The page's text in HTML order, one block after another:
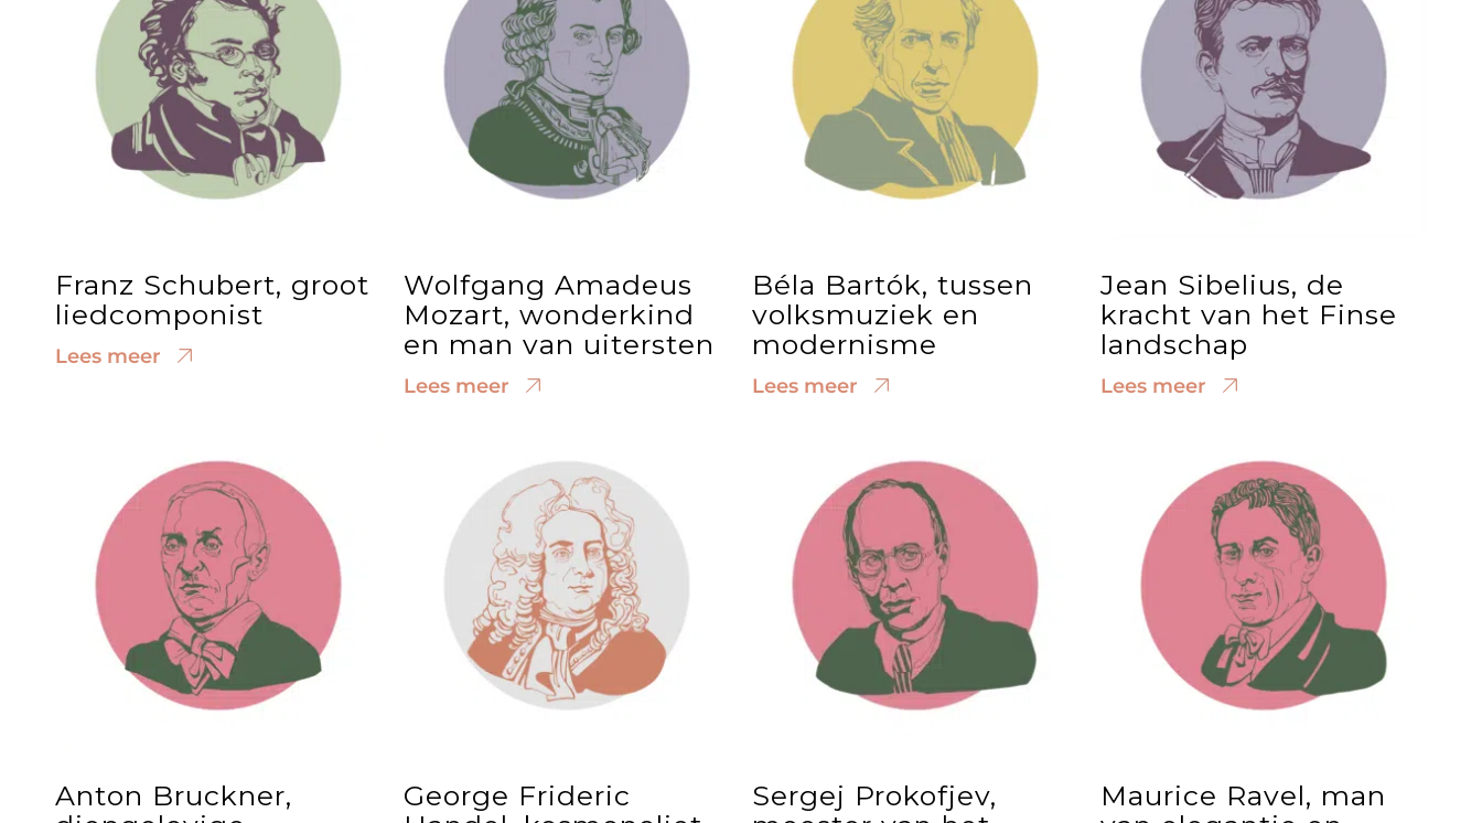
Franz Schubert, groot
liedcomponist
Lees meer
Wolfgang Amadeus
Mozart, wonderkind
en man van uitersten
Lees meer
Béla Bartók, tussen
volksmuziek en
modernisme
Lees meer
Jean Sibelius, de
kracht van het Finse
landschap
Lees meer
Anton Bruckner,
George Frideric
Sergej Prokofjev,
Maurice Ravel, man